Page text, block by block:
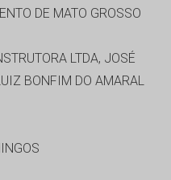
DE MATO GROSSO
LTDA, JOSÉ
BONFIM DO AMARAL